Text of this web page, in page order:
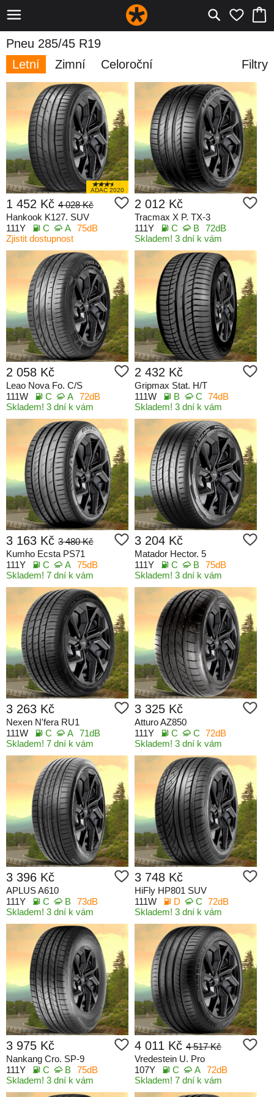
Pneu 285/45 R19
Letní
Zimní Celoroční Filtry
ADAC 2020
1 452 Kč 4 028 Kč
Hankook K127. SUV
111Y
C A 75dB
Zjistit dostupnost
2 012 Kč
Tracmax X P. TX-3
111Y
C B 72dB
Skladem! 3 dní k vám
2 058 Kč
Leao Nova Fo. C/S
111W
C A 72dB
Skladem! 3 dní k vám
2 432 Kč
Gripmax Stat. H/T
111W
B C 74dB
Skladem! 3 dní k vám
3 163 Kč 3 480 Kč
Kumho Ecsta PS71
111Y
C A 75dB
Skladem! 7 dní k vám
3 204 Kč
Matador Hector. 5
111Y
C B 75dB
Skladem! 3 dní k vám
3 263 Kč
Nexen N'fera RU1
111W
C A 71dB
Skladem! 7 dní k vám
3 325 Kč
Atturo AZ850
111Y
C C 72dB
Skladem! 3 dní k vám
3 396 Kč
APLUS A610
111Y
C B 73dB
Skladem! 3 dní k vám
3 748 Kč
HiFly HP801 SUV
111W
D C 72dB
Skladem! 3 dní k vám
3 975 Kč
Nankang Cro. SP-9
111Y
C B 75dB
Skladem! 3 dní k vám
4 011 Kč 4 517 Kč
Vredestein U. Pro
107Y
C A 72dB
Skladem! 7 dní k vám